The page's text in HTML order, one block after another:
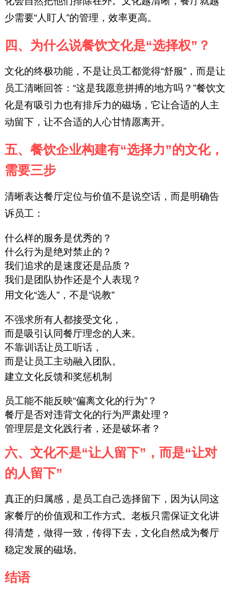
少需要“人盯人”的管理，效率更高。
四、为什么说餐饮文化是“选择权”？
文化的终极功能，不是让员工都觉得“舒服”，而是让
员工清晰回答：“这是我愿意拼搏的地方吗？”餐饮文
化是有吸引力也有排斥力的磁场，它让合适的人主
动留下，让不合适的人心甘情愿离开。
五、餐饮企业构建有“选择力”的文化，
需要三步
清晰表达餐厅定位与价值不是说空话，而是明确告
诉员工：
什么样的服务是优秀的？
什么行为是绝对禁止的？
我们追求的是速度还是品质？
我们是团队协作还是个人表现？
用文化“选人”，不是“说教”
不强求所有人都接受文化，
而是吸引认同餐厅理念的人来。
不靠训话让员工听话，
而是让员工主动融入团队。
建立文化反馈和奖惩机制
员工能不能反映“偏离文化的行为”？
餐厅是否对违背文化的行为严肃处理？
管理层是文化践行者，还是破坏者？
六、文化不是“让人留下”，而是“让对
的人留下”
真正的归属感，是员工自己选择留下，因为认同这
家餐厅的价值观和工作方式。老板只需保证文化讲
得清楚，做得一致，传得下去，文化自然成为餐厅
稳定发展的磁场。
结语